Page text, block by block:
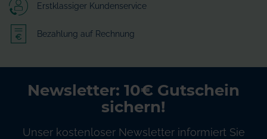
Erstklassiger Kundenservice
Bezahlung auf Rechnung
Newsletter: 10€ Gutschein
sichern!
Unser kostenloser Newsletter informiert Sie